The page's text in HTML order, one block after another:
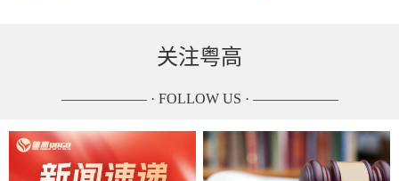
关注粤高
—————— · FOLLOW US · ——————